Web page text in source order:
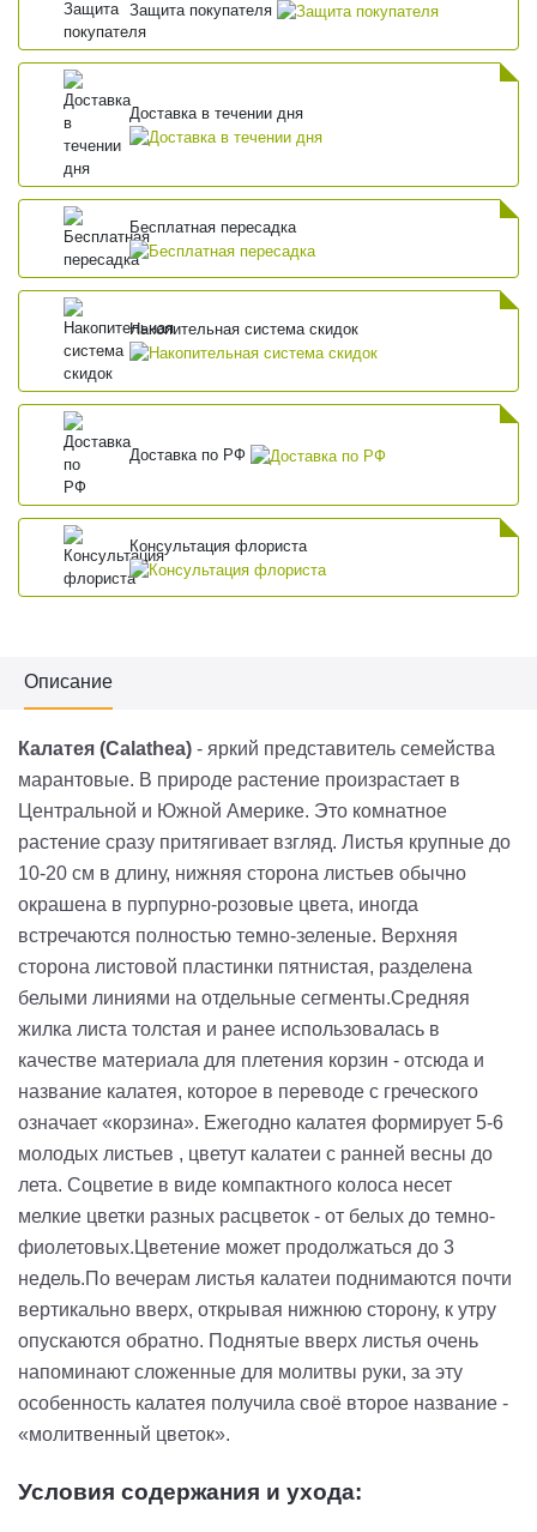
Защита покупателя
Доставка в течении дня
Бесплатная пересадка
Накопительная система скидок
Доставка по РФ
Консультация флориста
Описание
Калатея (Calathea) - яркий представитель семейства
марантовые. В природе растение произрастает в
Центральной и Южной Америке. Это комнатное
растение сразу притягивает взгляд. Листья крупные до
10-20 см в длину, нижняя сторона листьев обычно
окрашена в пурпурно-розовые цвета, иногда
встречаются полностью темно-зеленые. Верхняя
сторона листовой пластинки пятнистая, разделена
белыми линиями на отдельные сегменты.Средняя
жилка листа толстая и ранее использовалась в
качестве материала для плетения корзин - отсюда и
название калатея, которое в переводе с греческого
означает «корзина». Ежегодно калатея формирует 5-6
молодых листьев , цветут калатеи с ранней весны до
лета. Соцветие в виде компактного колоса несет
мелкие цветки разных расцветок - от белых до темно-
фиолетовых.Цветение может продолжаться до 3
недель.По вечерам листья калатеи поднимаются почти
вертикально вверх, открывая нижнюю сторону, к утру
опускаются обратно. Поднятые вверх листья очень
напоминают сложенные для молитвы руки, за эту
особенность калатея получила своё второе название -
«молитвенный цветок».
Условия содержания и ухода: